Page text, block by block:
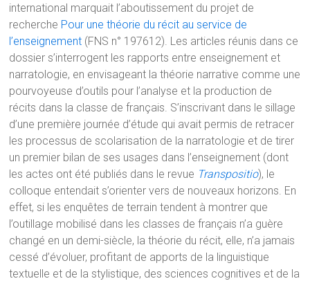
international marquait l’aboutissement du projet de
recherche Pour une théorie du récit au service de
l’enseignement (FNS n° 197612). Les articles réunis dans ce
dossier s’interrogent les rapports entre enseignement et
narratologie, en envisageant la théorie narrative comme une
pourvoyeuse d’outils pour l’analyse et la production de
récits dans la classe de français. S’inscrivant dans le sillage
d’une première journée d’étude qui avait permis de retracer
les processus de scolarisation de la narratologie et de tirer
un premier bilan de ses usages dans l’enseignement (dont
les actes ont été publiés dans le revue Transpositio), le
colloque entendait s’orienter vers de nouveaux horizons. En
effet, si les enquêtes de terrain tendent à montrer que
l’outillage mobilisé dans les classes de français n’a guère
changé en un demi-siècle, la théorie du récit, elle, n’a jamais
cessé d’évoluer, profitant de apports de la linguistique
textuelle et de la stylistique, des sciences cognitives et de la